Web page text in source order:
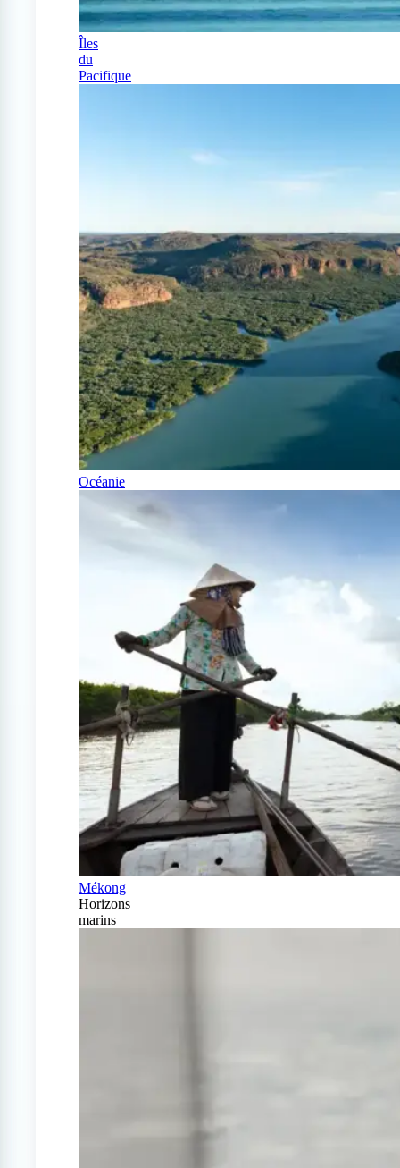
Îles
du
Pacifique
Océanie
Mékong
Horizons
marins